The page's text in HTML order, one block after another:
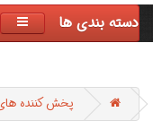
دسته بندی ها
پخش کننده